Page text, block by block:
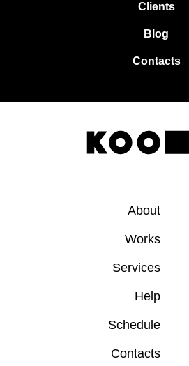
Clients
Blog
Contacts
About
Works
Services
Help
Schedule
Contacts